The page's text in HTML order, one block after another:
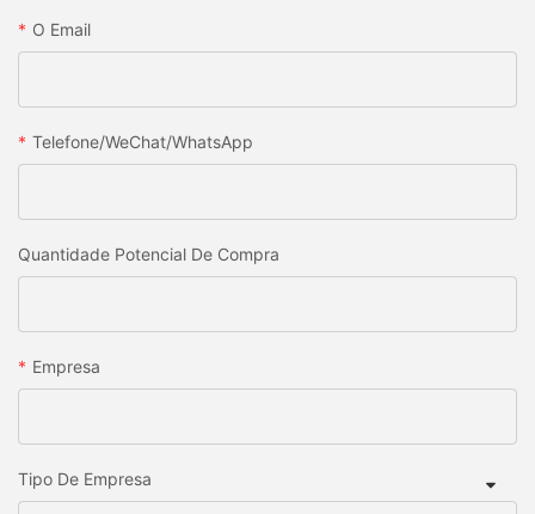
O Email
Telefone/WeChat/WhatsApp
Quantidade Potencial De Compra
Empresa
Tipo De Empresa